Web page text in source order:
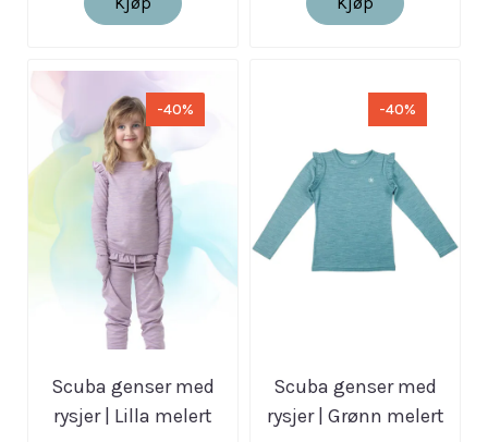
-40%
Scuba genser med
rysjer | Lilla melert
-40%
Scuba genser med
rysjer | Grønn melert